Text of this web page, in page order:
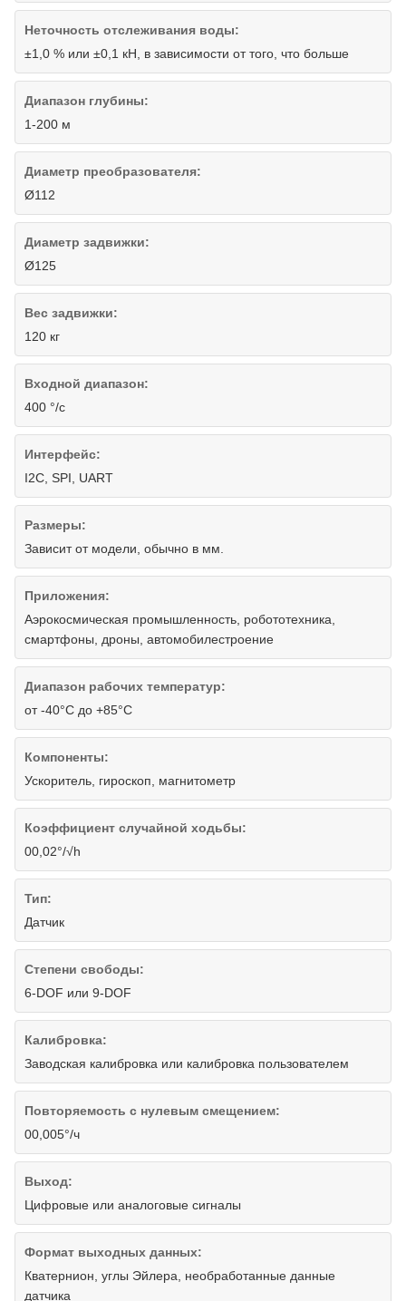
Неточность отслеживания воды:
±1,0 % или ±0,1 кН, в зависимости от того, что больше
Диапазон глубины:
1-200 м
Диаметр преобразователя:
Ø112
Диаметр задвижки:
Ø125
Вес задвижки:
120 кг
Входной диапазон:
400 °/с
Интерфейс:
I2C, SPI, UART
Размеры:
Зависит от модели, обычно в мм.
Приложения:
Аэрокосмическая промышленность, робототехника,
смартфоны, дроны, автомобилестроение
Диапазон рабочих температур:
от -40°С до +85°С
Компоненты:
Ускоритель, гироскоп, магнитометр
Коэффициент случайной ходьбы:
00,02°/√h
Тип:
Датчик
Степени свободы:
6-DOF или 9-DOF
Калибровка:
Заводская калибровка или калибровка пользователем
Повторяемость с нулевым смещением:
00,005°/ч
Выход:
Цифровые или аналоговые сигналы
Формат выходных данных:
Кватернион, углы Эйлера, необработанные данные
датчика